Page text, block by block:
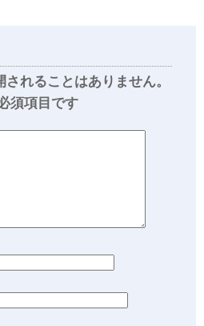
れることはありません。
須項目です